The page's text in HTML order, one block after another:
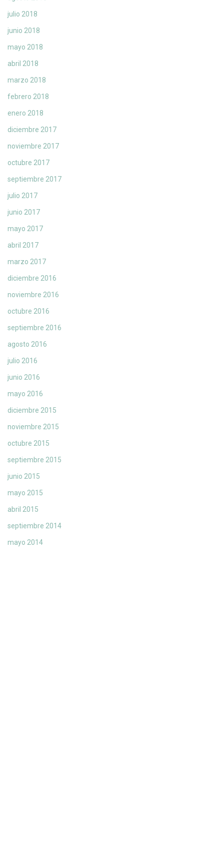
julio 2018
junio 2018
mayo 2018
abril 2018
marzo 2018
febrero 2018
enero 2018
diciembre 2017
noviembre 2017
octubre 2017
septiembre 2017
julio 2017
junio 2017
mayo 2017
abril 2017
marzo 2017
diciembre 2016
noviembre 2016
octubre 2016
septiembre 2016
agosto 2016
julio 2016
junio 2016
mayo 2016
diciembre 2015
noviembre 2015
octubre 2015
septiembre 2015
junio 2015
mayo 2015
abril 2015
septiembre 2014
mayo 2014